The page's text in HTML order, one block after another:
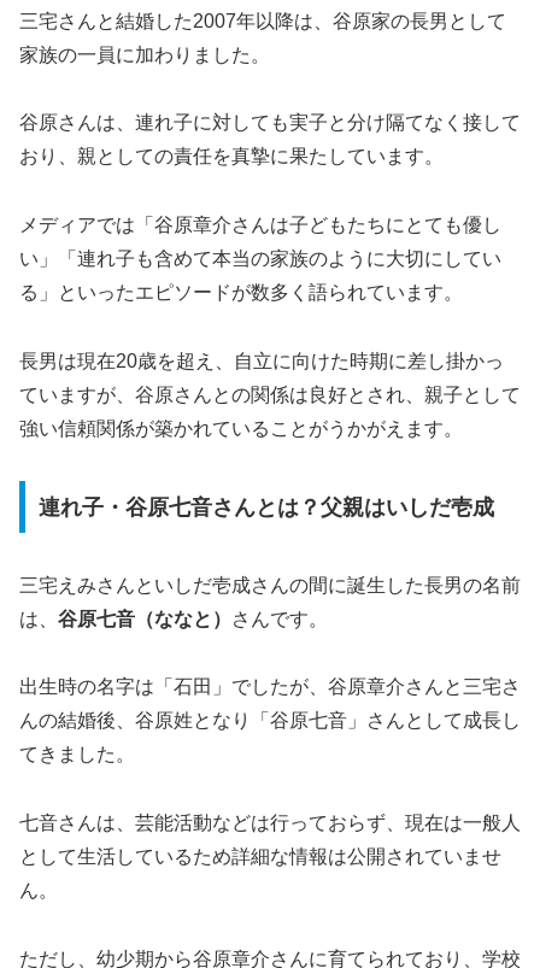
三宅さんと結婚した2007年以降は、谷原家の長男として
家族の一員に加わりました。
谷原さんは、連れ子に対しても実子と分け隔てなく接して
おり、親としての責任を真摯に果たしています。
メディアでは「谷原章介さんは子どもたちにとても優し
い」「連れ子も含めて本当の家族のように大切にしてい
る」といったエピソードが数多く語られています。
長男は現在20歳を超え、自立に向けた時期に差し掛かっ
ていますが、谷原さんとの関係は良好とされ、親子として
強い信頼関係が築かれていることがうかがえます。
連れ子・谷原七音さんとは？父親はいしだ壱成
三宅えみさんといしだ壱成さんの間に誕生した長男の名前
は、 谷原七音（ななと） さんです。
出生時の名字は「石田」でしたが、谷原章介さんと三宅さ
んの結婚後、谷原姓となり「谷原七音」さんとして成長し
てきました。
七音さんは、芸能活動などは行っておらず、現在は一般人
として生活しているため詳細な情報は公開されていませ
ん。
ただし、幼少期から谷原章介さんに育てられており、学校